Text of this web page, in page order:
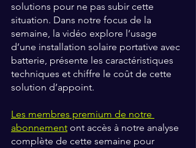
solutions pour ne pas subir cette
situation. Dans notre focus de la
semaine, la vidéo explore l’usage
d’une installation solaire portative avec
batterie, présente les caractéristiques
techniques et chiffre le coût de cette
solution d’appoint.
Les membres premium de notre
abonnement ont accès à notre analyse
complète de cette semaine pour